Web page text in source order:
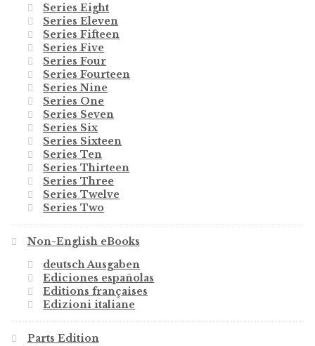
Series Eight
Series Eleven
Series Fifteen
Series Five
Series Four
Series Fourteen
Series Nine
Series One
Series Seven
Series Six
Series Sixteen
Series Ten
Series Thirteen
Series Three
Series Twelve
Series Two
Non-English eBooks
deutsch Ausgaben
Ediciones españolas
Editions françaises
Edizioni italiane
Parts Edition